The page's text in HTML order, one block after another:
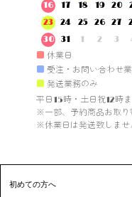
16
17 18 19 20
23
24 25 26 27
30
31 1 2 3
■ 休業日
■ 受注・お問い合わせ
■ 発送業務のみ
平日15時・土日祝12時
※一部、予約商品お取り
※休業日は発送致しませ
初めての方へ